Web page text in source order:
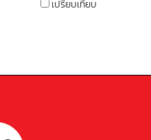
เปรียบเทียบ